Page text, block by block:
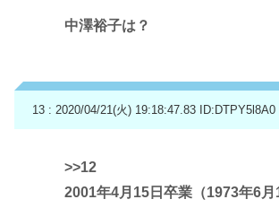
中澤裕子は？
13 : 2020/04/21(火) 19:18:47.83 ID:DTPY5l8A0
>>12
2001年4月15日卒業（1973年6